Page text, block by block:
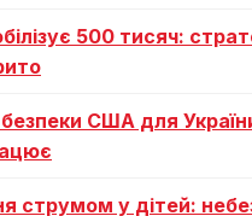
500 тисяч:
безпеки США для
струмом у дітей: